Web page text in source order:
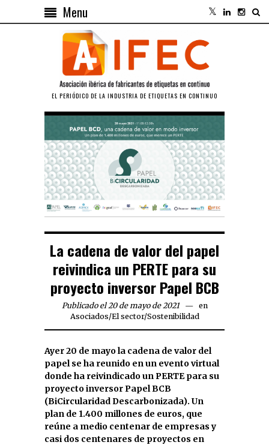
Menu
EL PERIÓDICO DE LA INDUSTRIA DE ETIQUETAS EN CONTINUO
La cadena de valor del papel
reivindica un PERTE para su
proyecto inversor Papel BCB
Publicado el 20 de mayo de 2021
en
Asociados/El sector/Sostenibilidad
Ayer 20 de mayo la cadena de valor del
papel se ha reunido en un evento virtual
donde ha reivindicado un PERTE para su
proyecto inversor Papel BCB
(BiCircularidad Descarbonizada). Un
plan de 1.400 millones de euros, que
reúne a medio centenar de empresas y
casi dos centenares de proyectos en